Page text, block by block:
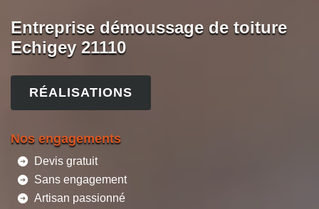
Entreprise démoussage de toiture
Echigey 21110
RÉALISATIONS
Nos engagements
Devis gratuit
Sans engagement
Artisan passionné